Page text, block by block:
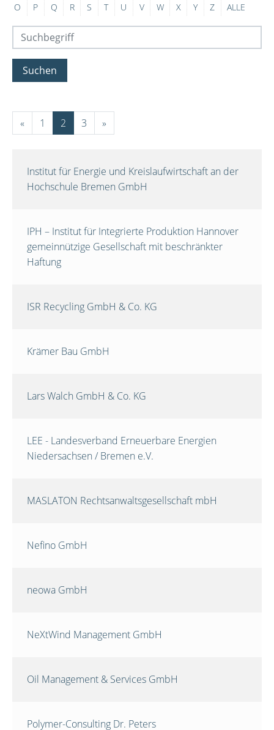
O
P Q R S T U V W X Y Z ALLE
Suchen
« 1 2 3 »
Institut für Energie und Kreislaufwirtschaft an der
Hochschule Bremen GmbH
IPH – Institut für Integrierte Produktion Hannover
gemeinnützige Gesellschaft mit beschränkter
Haftung
ISR Recycling GmbH & Co. KG
Krämer Bau GmbH
Lars Walch GmbH & Co. KG
LEE - Landesverband Erneuerbare Energien
Niedersachsen / Bremen e.V.
MASLATON Rechtsanwaltsgesellschaft mbH
Nefino GmbH
neowa GmbH
NeXtWind Management GmbH
Oil Management & Services GmbH
Polymer-Consulting Dr. Peters